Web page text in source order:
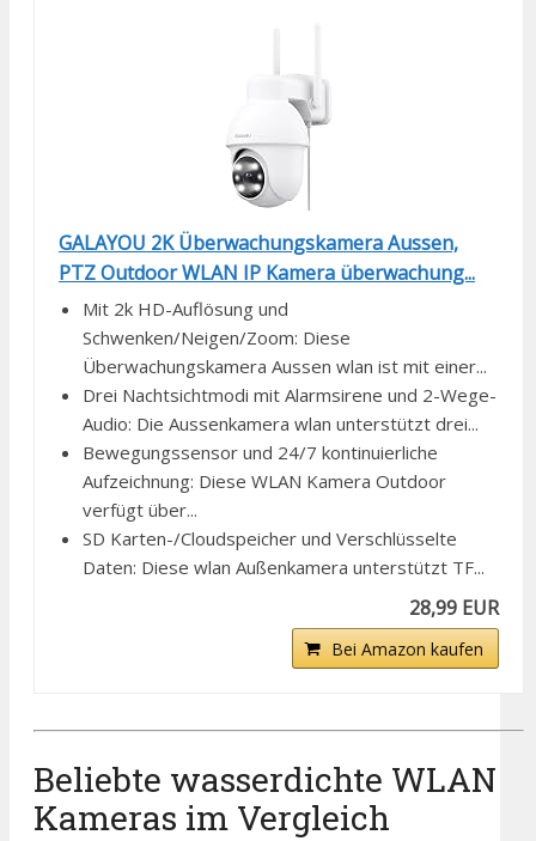
GALAYOU 2K Überwachungskamera Aussen,
PTZ Outdoor WLAN IP Kamera überwachung...
Mit 2k HD-Auflösung und
Schwenken/Neigen/Zoom: Diese
Überwachungskamera Aussen wlan ist mit einer...
Drei Nachtsichtmodi mit Alarmsirene und 2-Wege-
Audio: Die Aussenkamera wlan unterstützt drei...
Bewegungssensor und 24/7 kontinuierliche
Aufzeichnung: Diese WLAN Kamera Outdoor
verfügt über...
SD Karten-/Cloudspeicher und Verschlüsselte
Daten: Diese wlan Außenkamera unterstützt TF...
28,99 EUR
Bei Amazon kaufen
Beliebte wasserdichte WLAN
Kameras im Vergleich